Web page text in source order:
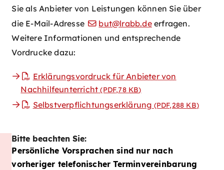
Sie als Anbieter von Leistungen können Sie über
die E-Mail-Adresse
but@lrabb.deerfragen.
Weitere Informationen und entsprechende
Vordrucke dazu:
Erklärungsvordruck für Anbieter von
Nachhilfeunterricht (PDF,78 KB)
Selbstverpflichtungserklärung (PDF,288 KB)
Bitte beachten Sie:
Persönliche Vorsprachen sind nur nach
vorheriger telefonischer Terminvereinbarung